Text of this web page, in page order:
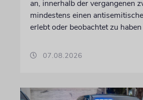
an, innerhalb der vergangenen
mindestens einen
erlebt oder beobachtet zu haben
07.08.2026